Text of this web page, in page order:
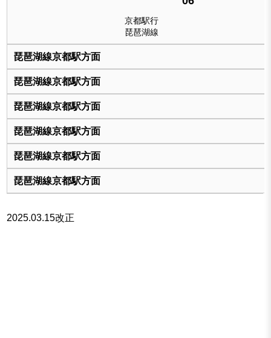
京都駅行
琵琶湖線
2025.03.15改正